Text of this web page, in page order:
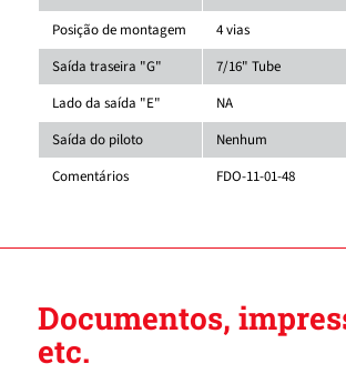
Posição de montagem
4 vias
Saída traseira "G"
7/16" Tube
Lado da saída "E"
NA
Saída do piloto
Nenhum
Comentários
FDO-11-01-48
Documentos,
etc.